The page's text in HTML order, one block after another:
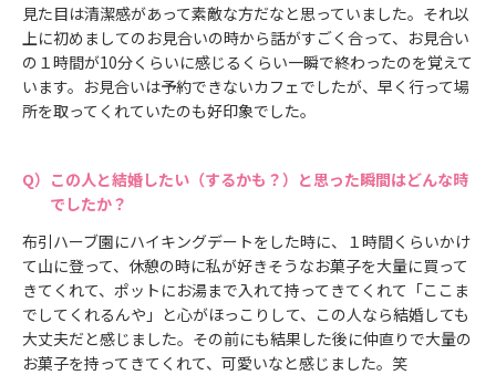
見た目は清潔感があって素敵な方だなと思っていました。それ以
上に初めましてのお見合いの時から話がすごく合って、お見合い
の１時間が10分くらいに感じるくらい一瞬で終わったのを覚えて
います。お見合いは予約できないカフェでしたが、早く行って場
所を取ってくれていたのも好印象でした。
この人と結婚したい（するかも？）と思った瞬間はどんな時
でしたか？
布引ハーブ園にハイキングデートをした時に、１時間くらいかけ
て山に登って、休憩の時に私が好きそうなお菓子を大量に買って
きてくれて、ポットにお湯まで入れて持ってきてくれて「ここま
でしてくれるんや」と心がほっこりして、この人なら結婚しても
大丈夫だと感じました。その前にも結果した後に仲直りで大量の
お菓子を持ってきてくれて、可愛いなと感じました。笑